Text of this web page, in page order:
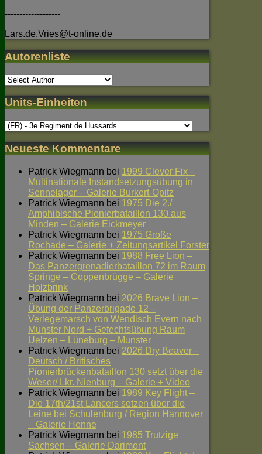
-------------------
Lars.de.Vries@t-online.de
Autorenliste
Units-Einheiten
Neueste Kommentare
Patrick Wiegmann bei 1999 Clever Fix –
Multinationale Instandsetzungsübung in
Sennelager – Galerie Burkert-Opitz
Patrick Wiegmann bei 1975 Die 2./
Amphibische Pionierbataillon 130 aus
Minden – Galerie Eickmeyer
Patrick Wiegmann bei 1975 Große
Rochade – Galerie + Zeitungsartikel Forster
Patrick Wiegmann bei 1988 Free Lion –
Das Panzergrenadierbataillon 72 im Raum
Springe – Coppenbrügge – Galerie
Holzbrink
Patrick Wiegmann bei 2026 Brave Lion –
Übung der Panzerbrigade 12 –
Verlegemarsch von Wendisch Evern nach
Munster Nord + Gefechtsübung Raum
Uelzen – Lüneburg – Munster
Patrick Wiegmann bei 2026 Dry Beaver –
Deutsch / Britisches
Pionierbrückenbataillon 130 setzt über die
Weser/ Lkr. Nienburg – Galerie + Video
Patrick Wiegmann bei 1989 Key Flight –
Die 17th/21st Lancers setzen über die
Leine bei Schulenburg / Region Hannover
– Galerie Henne
Patrick Wiegmann bei 1985 Trutzige
Sachsen – Galerie Darimont